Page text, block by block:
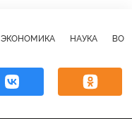
ЭКОНОМИКА НАУКА